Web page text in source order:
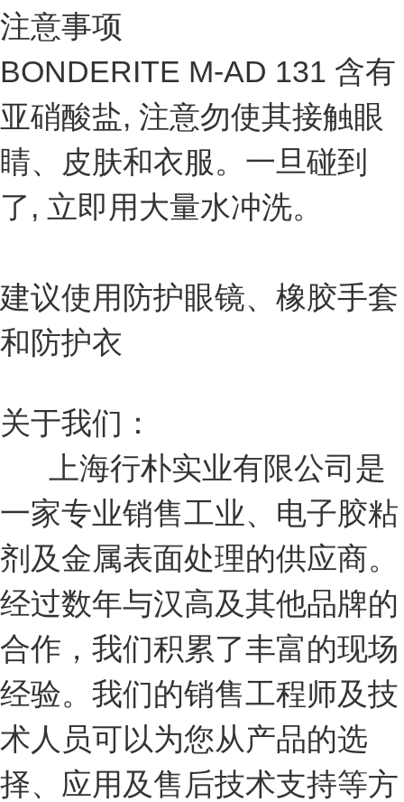
注意事项
BONDERITE M-AD 131 含有
亚硝酸盐, 注意勿使其接触眼
睛、皮肤和衣服。一旦碰到
了, 立即用大量水冲洗。
建议使用防护眼镜、橡胶手套
和防护衣
关于我们：
上海行朴实业有限公司是
一家专业销售工业、电子胶粘
剂及金属表面处理的供应商。
经过数年与汉高及其他品牌的
合作，我们积累了丰富的现场
经验。我们的销售工程师及技
术人员可以为您从产品的选
择、应用及售后技术支持等方